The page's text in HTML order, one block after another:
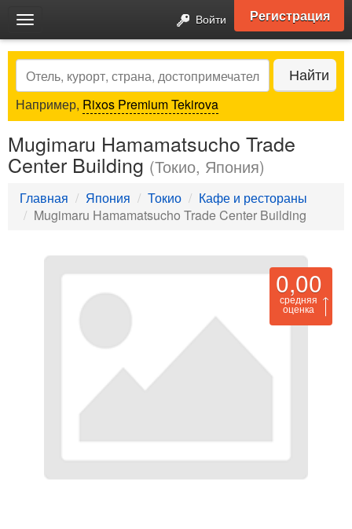
Toggle
navigation
Войти Регистрация
Search Найти
Например, Rixos Premium Tekirova
Mugimaru Hamamatsucho Trade
Center Building (Токио, Япония)
Главная Япония Токио
Кафе и рестораны
Mugimaru Hamamatsucho Trade Center Building
0,00
средняя
оценка